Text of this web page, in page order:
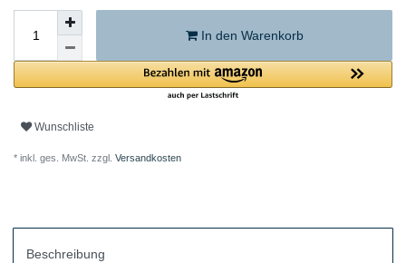
In den Warenkorb
Wunschliste
* inkl. ges. MwSt. zzgl. Versandkosten
Beschreibung